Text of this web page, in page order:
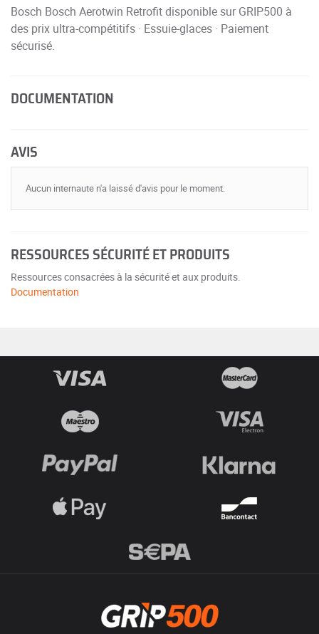
Bosch Bosch Aerotwin Retrofit disponible sur GRIP500 à
des prix ultra-compétitifs · Essuie-glaces · Paiement
sécurisé.
DOCUMENTATION
AVIS
Aucun internaute n'a laissé d'avis pour le moment.
RESSOURCES SÉCURITÉ ET PRODUITS
Ressources consacrées à la sécurité et aux produits.
Documentation